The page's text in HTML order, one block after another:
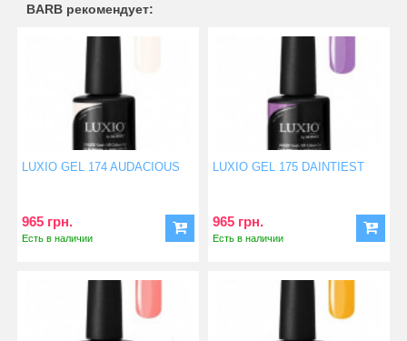
BARB рекомендует:
LUXIO GEL 174 AUDACIOUS
965 грн.
Есть в наличии
LUXIO GEL 175 DAINTIEST
965 грн.
Есть в наличии